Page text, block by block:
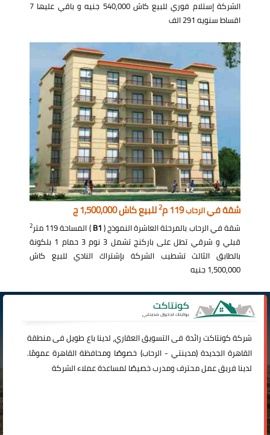
الشركة إستلام فوري للبيع كاش 540,000 جنيه و باقي عليها 7
اقساط سنويه 291 الف
شقة فيالرحاب119 م 2للبيع كاش 1,500,000 ج
شقة في الرحاب بالمرحلة العاشرة النموذج (B1) المساحة 119 متر 2
قبلي و شرقي تطل على باركنج تشمل 3 نوم 3 حمام 1 بلكونة
بالطابق الثالث تشطيب الشركة بإشتراك النادي للبيع كاش
1,500,000 جنيه
شركةكونتاكترائدة فى التسويق العقاري، لدينا باع طويل فى منطقة
القاهرة الجديدة (مدينتي -الرحاب) خصوصًا ومحافظة القاهرة عمومًا.
لدينا فريق عمل محترف ومدرب خصيصًا لمساعدة عملاء الشركة